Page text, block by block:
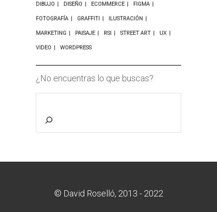
DIBUJO DISEÑO ECOMMERCE FIGMA
FOTOGRAFÍA GRAFFITI ILUSTRACIÓN
MARKETING PAISAJE RSI STREET ART UX
VIDEO WORDPRESS
¿No encuentras lo que buscas?
© David Roselló, 2013 - 2022